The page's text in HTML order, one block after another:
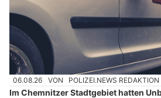
06.08.26 VON POLIZEI.NEWS REDAKTION
Im Chemnitzer Stadtgebiet hatten